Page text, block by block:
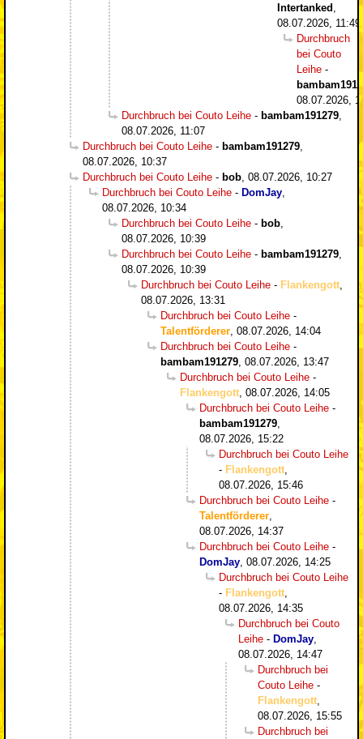
Intertanked ,
08.07.2026, 11:49
Durchbruch
bei Couto
Leihe -
08.07.2026,
Durchbruch bei Couto Leihe - bambam191279,
08.07.2026, 11:07
Durchbruch bei Couto Leihe - bambam191279,
08.07.2026, 10:37
Durchbruch bei Couto Leihe - bob, 08.07.2026, 10:27
Durchbruch bei Couto Leihe - DomJay,
08.07.2026, 10:34
Durchbruch bei Couto Leihe - bob,
08.07.2026, 10:39
Durchbruch bei Couto Leihe - bambam191279,
08.07.2026, 10:39
Durchbruch bei Couto Leihe - Flankengott,
08.07.2026, 13:31
Durchbruch bei Couto Leihe -
Talentförderer, 08.07.2026, 14:04
Durchbruch bei Couto Leihe -
bambam191279, 08.07.2026, 13:47
Durchbruch bei Couto Leihe -
Flankengott, 08.07.2026, 14:05
Durchbruch bei Couto Leihe -
bambam191279,
08.07.2026, 15:22
Durchbruch bei Couto Leihe
- Flankengott,
08.07.2026, 15:46
Durchbruch bei Couto Leihe -
Talentförderer,
08.07.2026, 14:37
Durchbruch bei Couto Leihe -
DomJay, 08.07.2026, 14:25
Durchbruch bei Couto Leihe
- Flankengott,
08.07.2026, 14:35
Durchbruch bei Couto
Leihe - DomJay,
08.07.2026, 14:47
Durchbruch bei
Couto Leihe -
Flankengott,
08.07.2026, 15:55
Durchbruch bei